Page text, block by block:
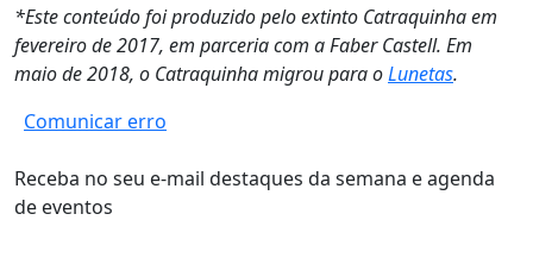
*Este conteúdo foi produzido pelo extinto Catraquinha em
fevereiro de 2017, em parceria com a Faber Castell. Em
maio de 2018, o Catraquinha migrou para oLunetas.
Comunicar erro
Receba no seu e-mail destaques da semana e agenda
de eventos